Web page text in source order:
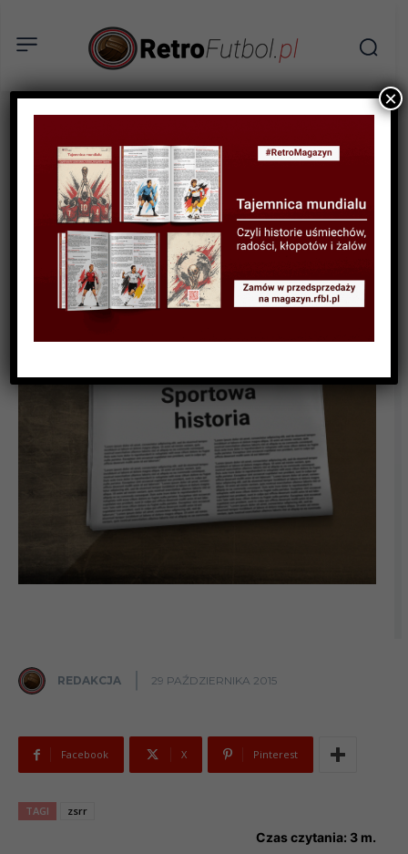
SPORTOWA HISTORIA
Młodzieżówka na
turniejach mistrzowskich:
ZSRR 1984
REDAKCJA 29 PAŹDZIERNIKA 2015
Facebook X Pinterest
TAGI zsrr
Czas czytania: 3 m.
×